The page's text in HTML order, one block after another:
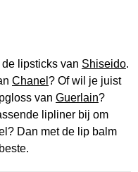
lipsticks van Shiseido.
Chanel ? Of wil je juist
van Guerlain?
lipliner bij om
Dan met de lip balm